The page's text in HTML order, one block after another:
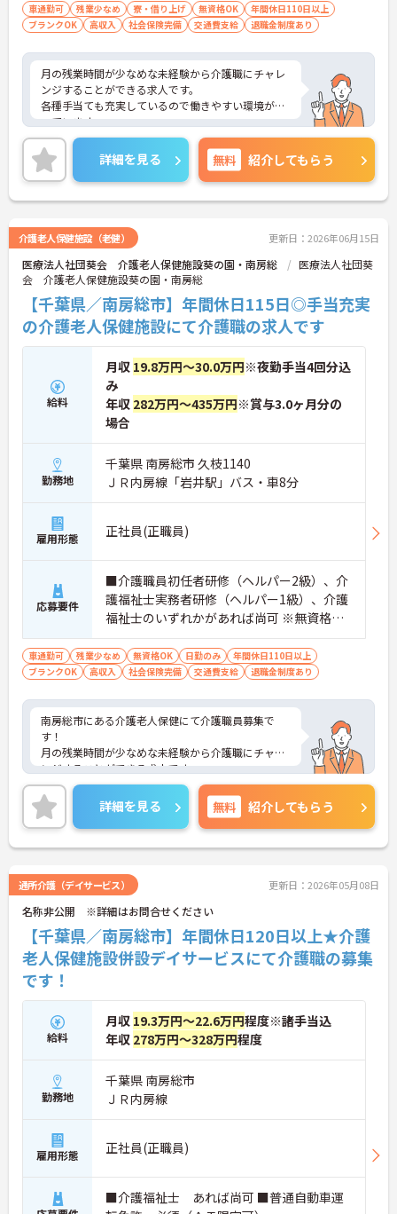
車通勤可 残業少なめ 寮・借り上げ 無資格OK
年間休日110日以上
ブランクOK
高収入 社会保険完備 交通費支給 退職金制度あり
月の残業時間が少なめな未経験から介護職にチャレ
ンジすることができる求人です。
各種手当ても充実しているので働きやすい環境が整
っています。
ご興味ある方には、面接対策ポイントなど、さらに
詳細をお話しいたしますのでお気軽にご相談くださ
い！
詳細を見る 無料 紹介してもらう
介護老人保健施設（老健） 更新日：2026年06月15日
医療法人社団葵会 介護老人保健施設葵の園・南房総
医療法人社団葵
会 介護老人保健施設葵の園・南房総
【千葉県／南房総市】年間休日115日◎手当充実
の介護老人保健施設にて介護職の求人です
給料
月収 19.8万円～30.0万円※夜勤手当4回分込
み
年収 282万円～435万円※賞与3.0ヶ月分の
場合
勤務地
千葉県 南房総市 久枝1140
ＪＲ内房線「岩井駅」バス・車8分
雇用形態 正社員(正職員)
応募要件
■介護職員初任者研修（ヘルパー2級）、介
護福祉士実務者研修（ヘルパー1級）、介護
福祉士のいずれかがあれば尚可 ※無資格・
未経験相談可
車通勤可 残業少なめ 無資格OK 日勤のみ
年間休日110日以上
ブランクOK
高収入 社会保険完備 交通費支給 退職金制度あり
南房総市にある介護老人保健にて介護職員募集で
す！
月の残業時間が少なめな未経験から介護職にチャレ
ンジすることができる求人です。
各種手当ても充実しているので働きやすい環境が整
っています。
ご興味ある方には、面接対策ポイントなど、さらに
詳細をお話しいたしますのでお気軽にご相談くださ
い！
詳細を見る 無料 紹介してもらう
通所介護（デイサービス） 更新日：2026年05月08日
名称非公開 ※詳細はお問合せください
【千葉県／南房総市】年間休日120日以上★介護
老人保健施設併設デイサービスにて介護職の募集
です！
給料
月収 19.3万円～22.6万円程度※諸手当込
年収 278万円～328万円程度
勤務地
千葉県 南房総市
ＪＲ内房線
雇用形態 正社員(正職員)
■介護福祉士 あれば尚可 ■普通自動車運